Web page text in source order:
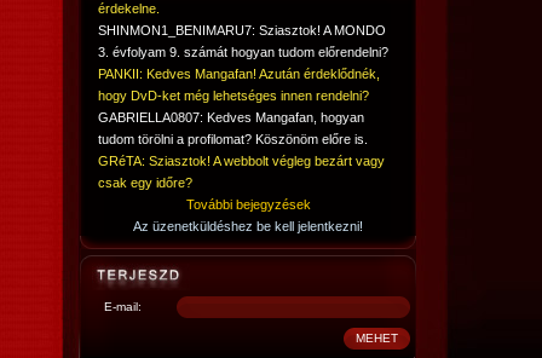
érdekelne.
SHINMON1_BENIMARU7: Sziasztok! A MONDO
3. évfolyam 9. számát hogyan tudom előrendelni?
PANKII: Kedves Mangafan! Azután érdeklődnék,
hogy DvD-ket még lehetséges innen rendelni?
GABRIELLA0807: Kedves Mangafan, hogyan
tudom törölni a profilomat? Köszönöm előre is.
GRéTA: Sziasztok! A webbolt végleg bezárt vagy
csak egy időre?
További bejegyzések
Az üzenetküldéshez be kell jelentkezni!
E-mail: